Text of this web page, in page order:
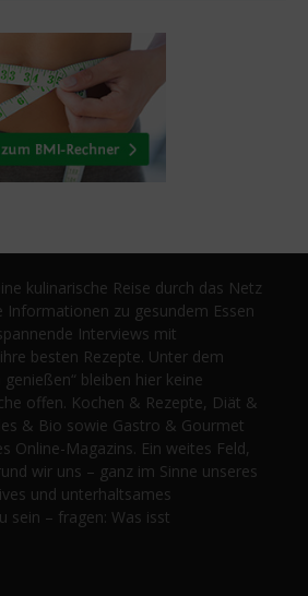
kulinarische Reise durch das Netz
Informationen zu gesundem Essen
Interviews mit
besten Rezepte. Unter dem
bleiben hier keine
offen. Kochen & Rezepte, Diät &
& Bio sowie Gastro & Gourmet
Online-Magazins. Ein weites Feld,
wir uns – ganz im Sinne unseres
und unterhaltsames
sein – fragen: Was isst